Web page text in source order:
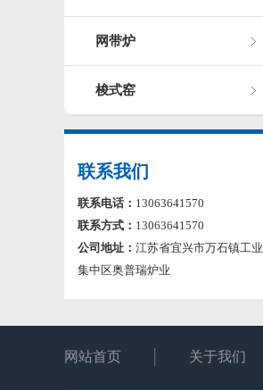
网带炉
梭式窑
联系我们
联系电话： 13063641570
联系方式： 13063641570
公司地址： 江苏省宜兴市万石镇工业
集中区奥普瑞炉业
网站首页 关于我们